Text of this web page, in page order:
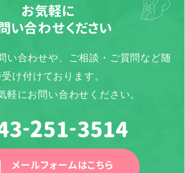
お気軽に
い合わせください
い合わせや、ご相談・ご質問など随
受け付けております。
軽にお問い合わせください。
メールフォームはこちら